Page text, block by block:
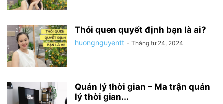
Thói quen quyết định bạn là ai?
huongnguyentt - Tháng tư 24, 2024
Quản lý thời gian – Ma trận quản
lý thời gian...